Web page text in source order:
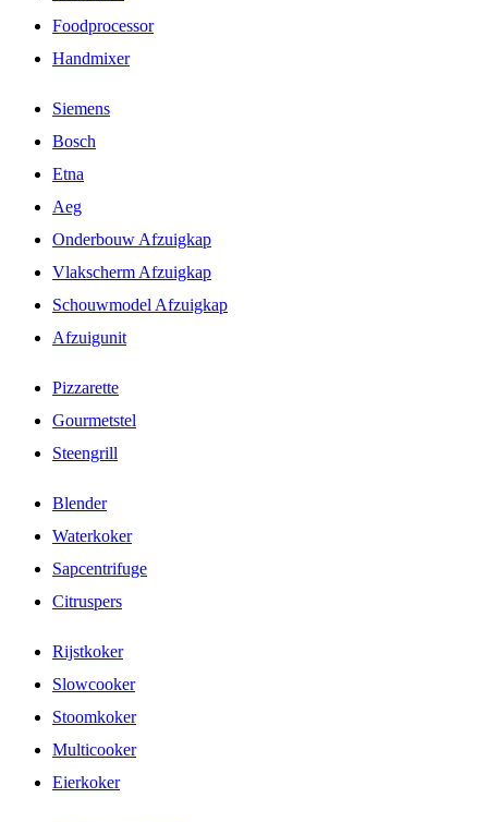
Foodprocessor
Handmixer
Siemens
Bosch
Etna
Aeg
Onderbouw Afzuigkap
Vlakscherm Afzuigkap
Schouwmodel Afzuigkap
Afzuigunit
Pizzarette
Gourmetstel
Steengrill
Blender
Waterkoker
Sapcentrifuge
Citruspers
Rijstkoker
Slowcooker
Stoomkoker
Multicooker
Eierkoker